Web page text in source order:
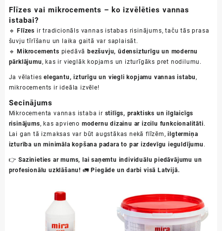
Flīzes vai mikrocements – ko izvēlēties vannas
istabai?
🔹Flīzes ir tradicionāls vannas istabas risinājums, taču tās prasa
šuvju tīrīšanu un laika gaitā var saplaisāt.
🔹Mikrocements piedāvā bezšuvju, ūdensizturīgu un modernu
pārklājumu , kas ir vieglāk kopjams un izturīgāks pret nodilumu.
Ja vēlatieselegantu, izturīgu un viegli kopjamu vannas istabu ,
mikrocements ir ideāla izvēle!
Secinājums
Mikrocementa vannas istaba ir stilīgs, praktisks un ilglaicīgs
risinājums, kas apvieno modernu dizainu ar izcilu funkcionalitāti.
Lai gan tā izmaksas var būt augstākas nekā flīzēm,ilgtermiņa
izturība un minimāla kopšana padara to par izdevīgu ieguldījumu .
👉Sazinieties ar mums, lai saņemtu individuālu piedāvājumu un
profesionālu uzklāšanu! 🚛Piegāde un darbi visā Latvijā.